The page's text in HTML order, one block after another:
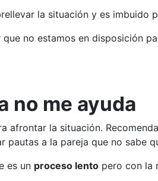
la situación y es imbuido
no estamos en disposición
no me ayuda
afrontar la situación.
pautas a la pareja que no sabe
es un proceso lento pero con la